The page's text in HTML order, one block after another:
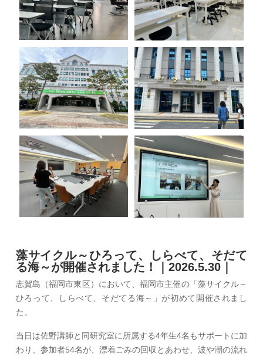
藻サイクル～ひろって、しらべて、そだて
る海～が開催されました！｜2026.5.30｜
志賀島（福岡市東区）において、福岡市主催の「藻サイクル～
ひろって、しらべて、そだてる海～」が初めて開催されまし
た。
当日は佐野講師と同研究室に所属する4年生4名もサポートに加
わり、参加者54名が、漂着ごみの回収とあわせ、波や潮の流れ